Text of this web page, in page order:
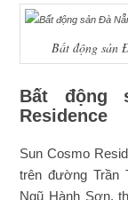
Bất động sản
Bất động
Residence
Sun Cosmo
trên đường Trần
Ngũ Hành Sơn,